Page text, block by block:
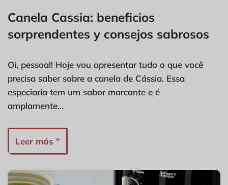
Canela Cassia: beneficios
sorprendentes y consejos sabrosos
Oi, pessoal! Hoje vou apresentar tudo o que você
precisa saber sobre a canela de Cássia. Essa
especiaria tem um sabor marcante e é
amplamente…
Leer más "